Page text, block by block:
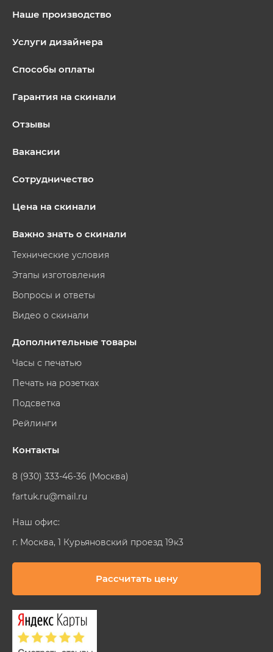
Наше производство
Услуги дизайнера
Способы оплаты
Гарантия на скинали
Отзывы
Вакансии
Сотрудничество
Цена на скинали
Важно знать о скинали
Технические условия
Этапы изготовления
Вопросы и ответы
Видео о скинали
Дополнительные товары
Часы с печатью
Печать на розетках
Подсветка
Рейлинги
Контакты
8 (930) 333-46-36 (Москва)
fartuk.ru@mail.ru
Наш офис:
г. Москва, 1 Курьяновский проезд 19к3
Рассчитать цену